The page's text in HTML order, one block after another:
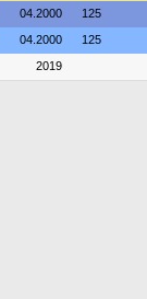
04.2000 125
04.2000 125
2019